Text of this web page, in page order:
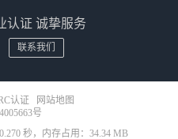
认证 诚挚服务
联系我们
认证
网站地图
号
秒，内存占用：34.34 MB